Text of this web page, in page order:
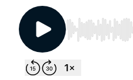
Use Left/Right